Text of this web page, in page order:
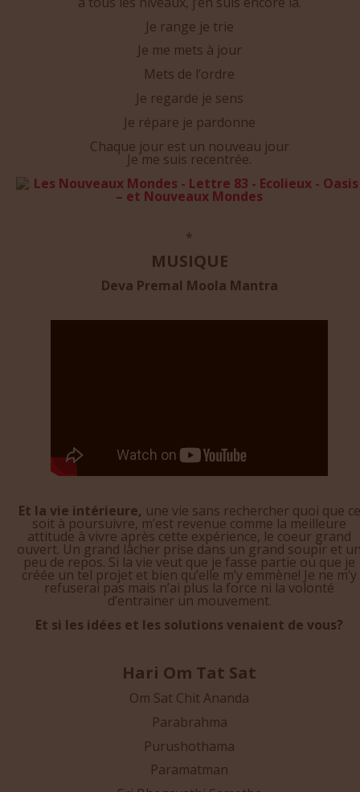
Je range je trie
Je me mets à jour
Mets de l’ordre
Je regarde je sens
Je répare je pardonne
Chaque jour est un nouveau jour
Je me suis recentrée.
MUSIQUE
Deva Premal Moola Mantra
soit à poursuivre, m’est revenue comme la meilleure
attitude à vivre après cette expérience, le coeur grand
ouvert. Un grand lâcher prise dans un grand soupir et
peu de repos. Si la vie veut que je fasse partie ou que je
créée un tel projet et bien qu’elle m’y emmène! Je ne m’y
refuserai pas mais n’ai plus la force ni la volonté
d’entrainer un mouvement.
Et si les idées et les solutions venaient de vous?
Om Sat Chit Ananda
Parabrahma
Purushothama
Paramatman
Sri Bhagavathi Sametha